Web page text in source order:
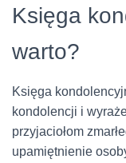
Księga
warto?
Księga
kondolencji i
przyjaciołom
upamiętnienie